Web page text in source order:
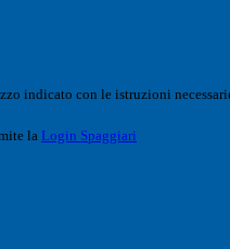
indicato con le istruzioni
la Login Spaggiari